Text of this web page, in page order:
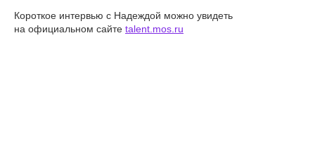
Короткое интервью с Надеждой можно увидеть
на официальном сайте talent.mos.ru